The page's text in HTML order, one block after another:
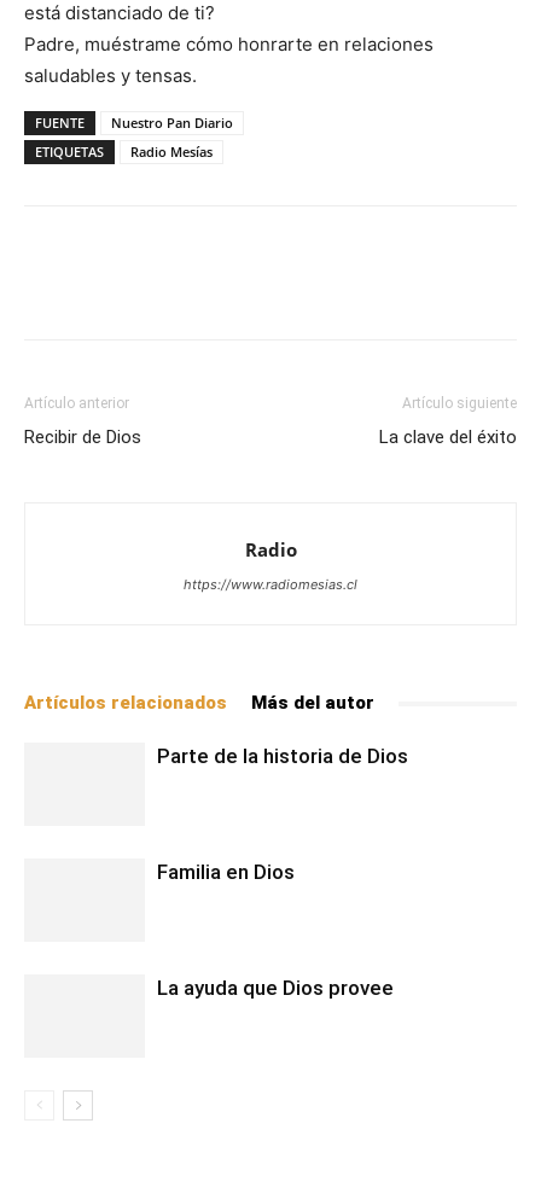
está distanciado de ti?
Padre, muéstrame cómo honrarte en relaciones
saludables y tensas.
FUENTE
Nuestro Pan Diario
ETIQUETAS
Radio Mesías
Artículo anterior
Recibir de Dios
Artículo siguiente
La clave del éxito
Radio
https://www.radiomesias.cl
Artículos relacionados Más del autor
Parte de la historia de Dios
Familia en Dios
La ayuda que Dios provee